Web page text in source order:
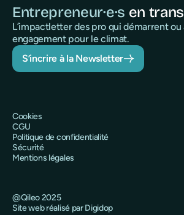
Entrepreneur·e·s en
L’impactletter des pro qui démarrent
engagement pour le climat.
S’incrire à la Newsletter
@Qileo 2025
Site web réalisé par Digidop
Cookies
CGU
Politique de confidentialité
Sécurité
Mentions légales